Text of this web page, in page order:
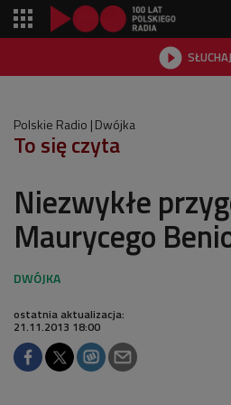
 SŁUCHAJ
Polskie Radio Dwójka
To się czyta
Niezwykłe
Maurycego
ostatnia aktualizacja:
21.11.2013 18:00